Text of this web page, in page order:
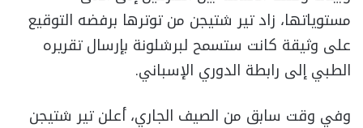
مستوياتها، زاد تير شتيجن من توترها برفضه التوقيع
على وثيقة كانت ستسمح لبرشلونة بإرسال تقريره
الطبي إلى رابطة الدوري الإسباني.
وفي وقت سابق من الصيف الجاري، أعلن تير شتيجن